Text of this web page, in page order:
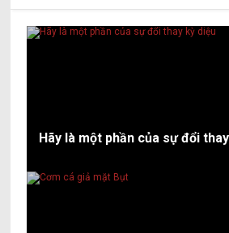
Hãy là một phần của sự đổi